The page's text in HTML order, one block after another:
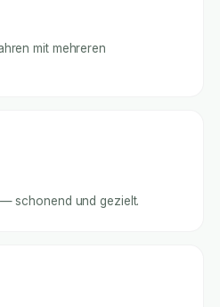
mit mehreren
schonend und gezielt.